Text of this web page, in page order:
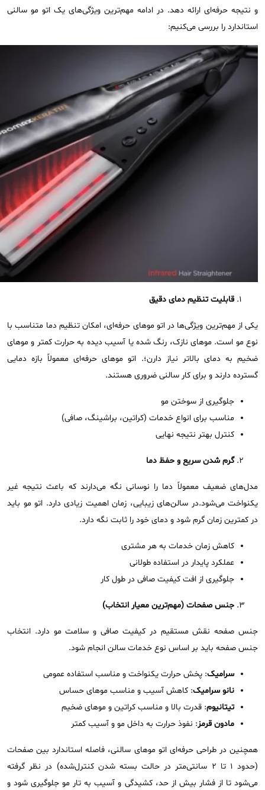
و نتیجه حرفه‌ای ارائه دهد. در ادامه مهم‌ترین ویژگی‌های یک اتو مو سالنی
استاندارد را بررسی می‌کنیم:
قابلیت تنظیم دمای دقیق
یکی از مهم‌ترین ویژگی‌ها در اتو موهای حرفه‌ای، امکان تنظیم دما متناسب با
نوع مو است. موهای نازک، رنگ ‌شده یا آسیب‌ دیده به حرارت کمتر و موهای
ضخیم به دمای بالاتر نیاز دارن؛. اتو موهای حرفه‌ای معمولاً بازه دمایی
گسترده دارند و برای کار سالنی ضروری هستند.
جلوگیری از سوختن مو
مناسب برای انواع خدمات (کراتین، براشینگ، صافی)
کنترل بهتر نتیجه نهایی
گرم شدن سریع و حفظ دما
مدل‌های ضعیف معمولاً دما را نوسانی نگه می‌دارند که باعث نتیجه غیر
یکنواخت می‌شود.در سالن‌های زیبایی، زمان اهمیت زیادی دارد. اتو مو باید
در کمترین زمان گرم شود و دمای خود را ثابت نگه دارد.
کاهش زمان خدمات به هر مشتری
عملکرد پایدار در استفاده طولانی
جلوگیری از افت کیفیت صافی در طول کار
جنس صفحات (مهم‌ترین معیار انتخاب)
جنس صفحه نقش مستقیم در کیفیت صافی و سلامت مو دارد. انتخاب
جنس صفحه باید بر اساس نوع خدمات سالن انجام شود.
سرامیک: پخش حرارت یکنواخت و مناسب استفاده عمومی
نانو سرامیک: کاهش آسیب و مناسب موهای حساس
تیتانیوم: قدرت بالا و مناسب کراتین و موهای ضخیم
مادون قرمز: نفوذ حرارت به داخل مو و آسیب کمتر
همچنین در طراحی حرفه‌ای اتو موهای سالنی، فاصله استاندارد بین صفحات
(حدود ۱ تا ۲ سانتی‌متر در حالت بسته شدن کنترل‌شده) در نظر گرفته
می‌شود تا از فشار بیش از حد، کشیدگی و آسیب به تار مو جلوگیری شود و